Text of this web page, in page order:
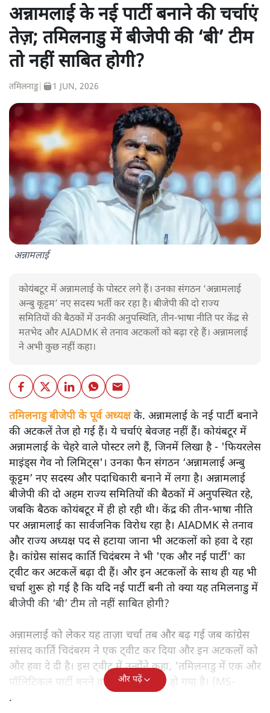
अन्नामलाई के नई पार्टी बनाने की चर्चाएं
तेज़; तमिलनाडु में बीजेपी की ‘बी’ टीम
तो नहीं साबित होगी?
तमिलनाडु| 1 JUN, 2026
अन्नामलाई
कोयंबटूर में अन्नामलाई के पोस्टर लगे हैं। उनका संगठन ‘अन्नामलाई
अन्बु कूट्टम’ नए सदस्य भर्ती कर रहा है। बीजेपी की दो राज्य
समितियों की बैठकों में उनकी अनुपस्थिति, तीन-भाषा नीति पर केंद्र से
मतभेद और AIADMK से तनाव अटकलों को बढ़ा रहे हैं। अन्नामलाई
ने अभी कुछ नहीं कहा।
तमिलनाडु बीजेपी के पूर्व अध्यक्षके. अन्नामलाई के नई पार्टी बनाने
की अटकलें तेज हो गई हैं। ये चर्चाएं बेवजह नहीं हैं। कोयंबटूर में
अन्नामलाई के चेहरे वाले पोस्टर लगे हैं, जिनमें लिखा है - 'फियरलेस
माइंड्स गेव नो लिमिट्स'। उनका फैन संगठन ‘अन्नामलाई अन्बु
कूट्टम’ नए सदस्य और पदाधिकारी बनाने में लगा है। अन्नामलाई
बीजेपी की दो अहम राज्य समितियों की बैठकों में अनुपस्थित रहे,
जबकि बैठक कोयंबटूर में ही हो रही थी। केंद्र की तीन-भाषा नीति
पर अन्नामलाई का सार्वजनिक विरोध रहा है। AIADMK से तनाव
और राज्य अध्यक्ष पद से हटाया जाना भी अटकलों को हवा दे रहा
है। कांग्रेस सांसद कार्ति चिदंबरम ने भी 'एक और नई पार्टी' का
ट्वीट कर अटकलें बढ़ा दी हैं। और इन अटकलों के साथ ही यह भी
चर्चा शुरू हो गई है कि यदि नई पार्टी बनी तो क्या यह तमिलनाडु में
बीजेपी की ‘बी’ टीम तो नहीं साबित होगी?
अन्नामलाई को लेकर यह ताज़ा चर्चा तब और बढ़ गई जब कांग्रेस
सांसद कार्ति चिदंबरम ने एक ट्वीट कर दिया और इन अटकलों को
और हवा दे दी है। इस ट्वीट में उन्होंने कहा, 'तमिलनाडु में एक और
पॉलिटिकल पार्टी बनने वाली है, मंथन तेज़ हो गया है। (MS-
प्रपोज़्ड नाम के पीछे एक दिलचस्प लॉजिक है)।'
और पढ़ें